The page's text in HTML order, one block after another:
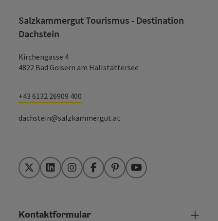
Salzkammergut Tourismus - Destination
Dachstein
Kirchengasse 4
4822 Bad Goisern am Hallstättersee
+43 6132 26909 400
dachstein@salzkammergut.at
TwitterLinkedInInstagramFacebookPinterestYouTube
Kontaktformular